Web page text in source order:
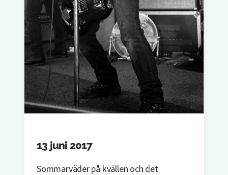
13 juni 2017
Sommarväder på kvällen och det